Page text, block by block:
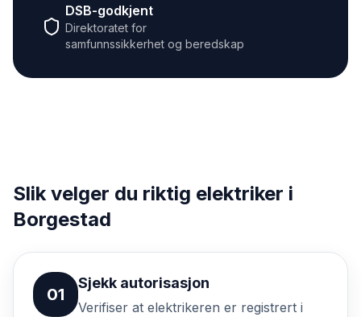
DSB-godkjent
Direktoratet for
samfunnssikkerhet og beredskap
Slik velger du riktig elektriker i
Borgestad
01
Sjekk autorisasjon
Verifiser at elektrikeren er registrert i